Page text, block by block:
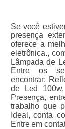
Se você
presença
oferece a
eletrônica.,
Lâmpada de
Entre os
encontrar:
de Led
Presença,
trabalho que
Ideal, conta
Entre em